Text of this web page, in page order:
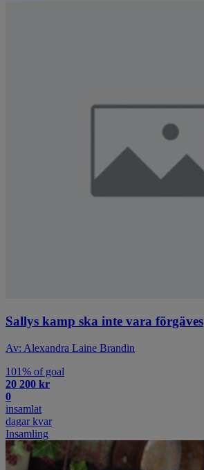
Sallys kamp ska inte vara förgäves
Av: Alexandra Laine Brandin
101% of goal
20 200 kr
0
insamlat
dagar kvar
Insamling